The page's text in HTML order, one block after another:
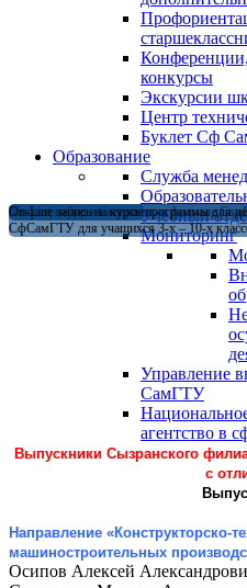
конкурсы
Экскурсии
Центр
Буклет Сф
Образование
Служба
Учебный
Мониторинг
Управление
СамГТУ
агентство в
Магистратура в Сызранском филиале
Открыт набор на летние программы для
СфСамГТУ для учащихся 3-х – 10-х
On-Line запись на курсы
Выпускники Сызранского
с
Направление «Конструкторско-
машиностроительных
Осипов Алексей